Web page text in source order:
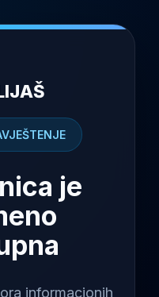
je
informacionih